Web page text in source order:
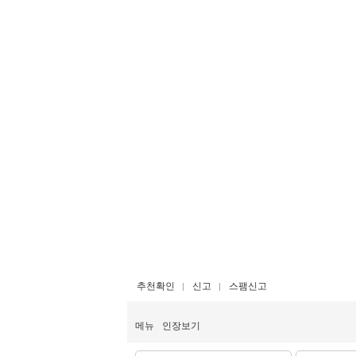
추천확인 신고 스팸신고
메뉴 인장보기